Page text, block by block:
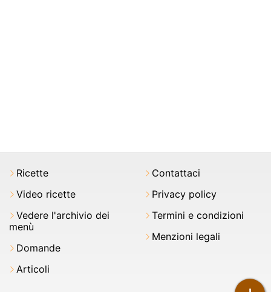
Ricette
Video ricette
Vedere l'archivio dei
menù
Domande
Articoli
Contattaci
Privacy policy
Termini e condizioni
Menzioni legali